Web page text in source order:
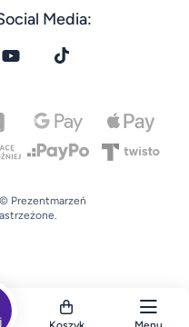
Media:
Prezentmarzeń